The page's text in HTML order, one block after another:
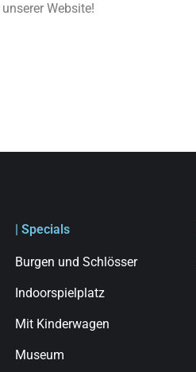
Website!
| Specials
Burgen und Schlösser
Indoorspielplatz
Mit Kinderwagen
Museum